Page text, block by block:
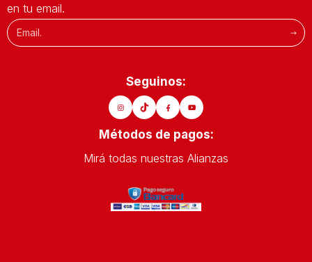
en tu email.
Seguinos:
Métodos de pagos:
Mirá todas nuestras Alianzas